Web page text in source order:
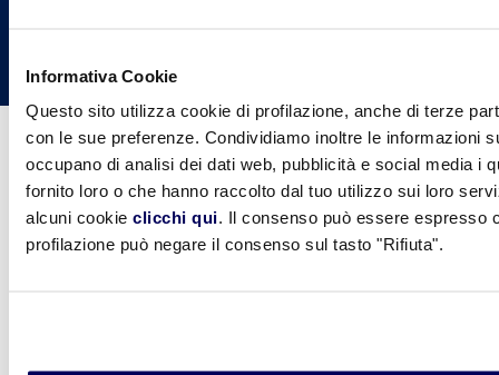
Informativa Cookie
Questo sito utilizza cookie di profilazione, anche di terze
con le sue preferenze. Condividiamo inoltre le informazioni
occupano di analisi dei dati web, pubblicità e social media i
fornito loro o che hanno raccolto dal tuo utilizzo sui loro
alcuni cookie clicchi qui. Il consenso può essere espresso
profilazione può negare il consenso sul tasto "Rifiuta".